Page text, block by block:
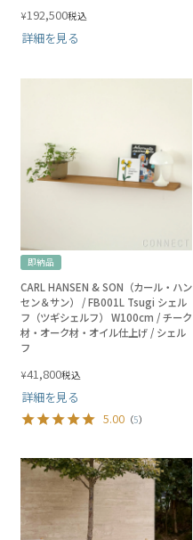
¥192,500税込
詳細を見る
即納品
CARL HANSEN & SON（カール・ハン
セン＆サン） / FB001L Tsugi シェル
フ（ツギシェルフ） W100cm / チーク
材・オーク材・オイル仕上げ / シェル
フ
¥41,800税込
詳細を見る
5.00 （5）